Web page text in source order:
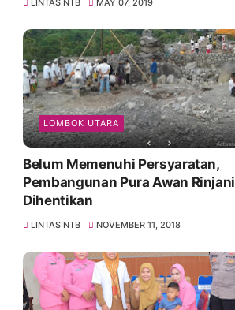
LOMBOK UTARA
Belum Memenuhi Persyaratan,
Pembangunan Pura Awan Rinjani
Dihentikan
LINTAS NTB NOVEMBER 11, 2018